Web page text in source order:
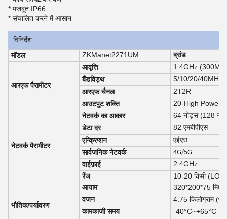
* मजबूत IP66
* संचालित करने में आसान
विनिर्देश
मॉडल
ZKManet2271UM ब्रांड
आरएफ पैरामीटर
आवृत्ति
1.4GHz
बैंडविड्थ
5/10/20/
आरएफ चैनल
2T2R
आउटपुट शक्ति
20-High Power
नेटवर्क पैरामीटर
नेटवर्क का आकार
64 नोड्स (128
डेटा दर
82 एमबीपीएस
एन्क्रिप्शन
एईएस
सार्वजनिक नेटवर्क
4G/5G
वाईफ़ाई
2.4GHz
रेंज
10-20 किमी (LOS)
भौतिक/पर्यावरण
आयाम
320*200*75 मिमी
वजन
4.75 किलोग्राम (w/
कामकाजी समय
-40°C~+65°C